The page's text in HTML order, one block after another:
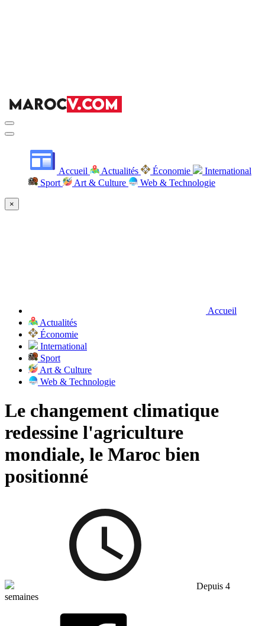
Accueil Actualités Économie
International
Sport
Art & Culture Web & Technologie
×
Accueil
Actualités
Économie
International
Sport
Art & Culture
Web & Technologie
Le changement climatique
redessine l'agriculture
mondiale, le Maroc bien
positionné
Depuis 4
semaines